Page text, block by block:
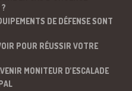
DE DÉFENSE SONT
POUR RÉUSSIR VOTRE
MONITEUR D’ESCALADE